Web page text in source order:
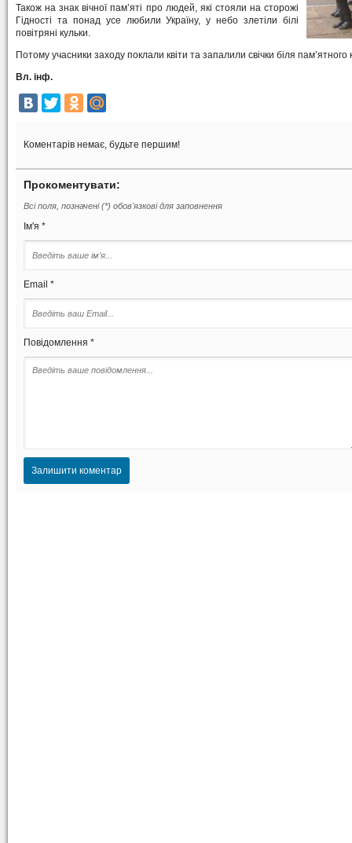
Також на знак вічної пам’яті про людей, які стояли на сторожі
Гідності та понад усе любили Україну, у небо злетіли білі
повітряні кульки.
Потому учасники заходу поклали квіти та запалили свічки біля
Вл. інф.
Коментарів немає, будьте першим!
Прокоментувати:
Всі поля, позначені (*) обов'язкові для заповнення
Ім'я *
Email *
Повідомлення *